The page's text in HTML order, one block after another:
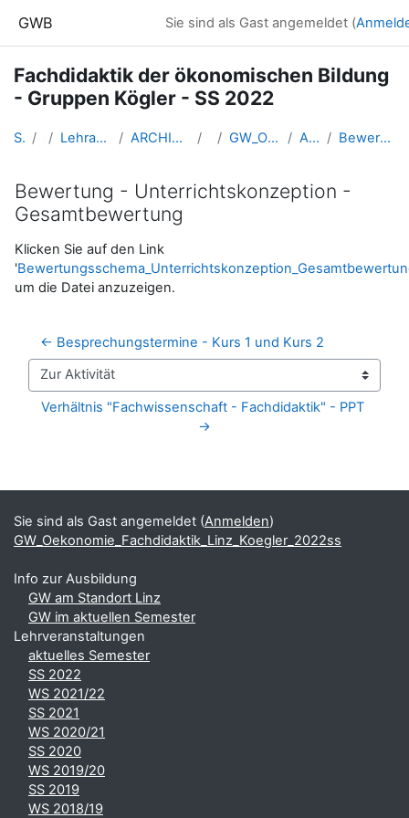
GWB Sie sind als Gast angemeldet (
Fachdidaktik der ökonomischen Bildung
- Gruppen Kögler - SS 2022
Startseite Kurse Lehramtsausbildung GW im Cluster Österreich Mitte ARCHIV - Lehrveranstaltungen am Standort Linz - seit 2016 SS_2022 GW_Oekonomie_Fachdidaktik_Linz_Koegler_2022ss Allgemeine Informationen Bewertung - Unterrichtskonzeption - Gesamtbewertung
Bewertung - Unterrichtskonzeption -
Gesamtbewertung
Abschlussbedingungen
Klicken Sie auf den Link
'
um die Datei anzuzeigen.
← Besprechungstermine - Kurs 1 und Kurs 2
Zur Aktivität
Verhältnis "Fachwissenschaft - Fachdidaktik" - PPT
→
Ergänzungsblöcke
Sie sind als Gast angemeldet (Anmelden)
GW_Oekonomie_Fachdidaktik_Linz_Koegler_2022ss
Info zur Ausbildung
GW am Standort Linz
GW im aktuellen Semester
Lehrveranstaltungen
aktuelles Semester
SS 2022
WS 2021/22
SS 2021
WS 2020/21
SS 2020
WS 2019/20
SS 2019
WS 2018/19